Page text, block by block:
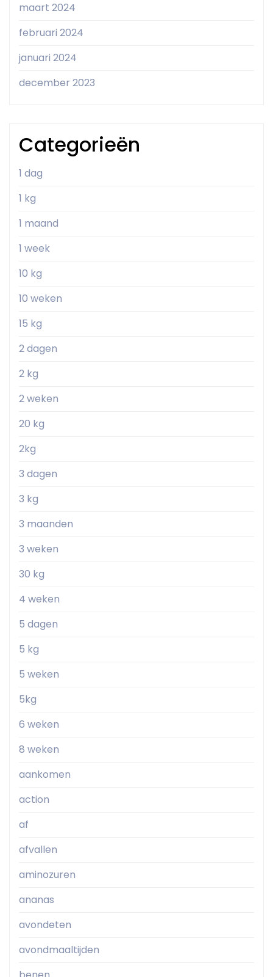
maart 2024
februari 2024
januari 2024
december 2023
Categorieën
1 dag
1 kg
1 maand
1 week
10 kg
10 weken
15 kg
2 dagen
2 kg
2 weken
20 kg
2kg
3 dagen
3 kg
3 maanden
3 weken
30 kg
4 weken
5 dagen
5 kg
5 weken
5kg
6 weken
8 weken
aankomen
action
af
afvallen
aminozuren
ananas
avondeten
avondmaaltijden